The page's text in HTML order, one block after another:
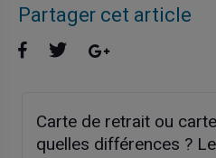
Partager cet article
Carte de retrait ou
quelles différences ?